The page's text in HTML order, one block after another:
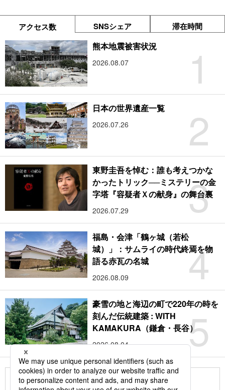
アクセス数 SNSシェア 滞在時間
1
熊本地震被害状況
2026.08.07
2
日本の世界遺産一覧
2026.07.26
3
東野圭吾を悼む：誰も考えつかな
かったトリック──ミステリーの金
字塔『容疑者Ｘの献身』の舞台裏
2026.07.29
4
福島・会津「鶴ヶ城（若松
城）」：サムライの時代終焉を物
語る赤瓦の名城
2026.08.09
5
豪雪の地と海辺の町で220年の時を
刻んだ伝統建築 : WITH
KAMAKURA（鎌倉・長谷）
2026.08.04
もっと見る